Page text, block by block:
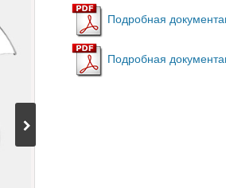
Подробная
Подробная